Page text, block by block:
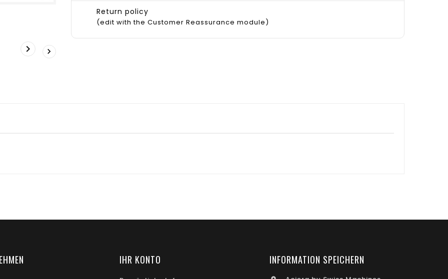
 
Return policy
(edit with the Customer Reassurance module)
IHR KONTO INFORMATION SPEICHERN